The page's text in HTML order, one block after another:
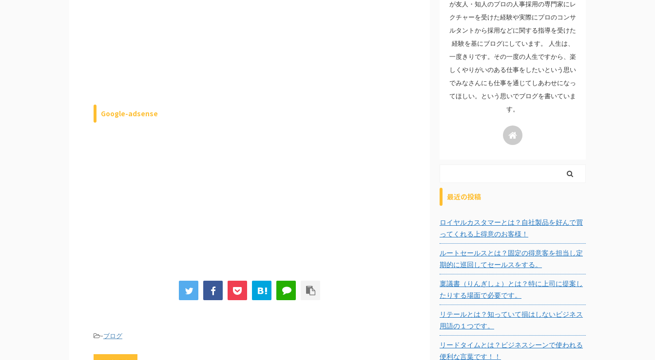
Google-adsense
-ブログ
が友人・知人のプロの人事採用の専門家にレ
クチャーを受けた経験や実際にプロのコンサ
ルタントから採用などに関する指導を受けた
経験を基にブログにしています。 人生は、
一度きりです。その一度の人生ですから、楽
しくやりがいのある仕事をしたいという思い
でみなさんにも仕事を通じてしあわせになっ
てほしい。という思いでブログを書いていま
す。
最近の投稿
ロイヤルカスタマーとは？自社製品を好んで買
ってくれる上得意のお客様！
ルートセールスとは？固定の得意客を担当し定
期的に巡回してセールスをする。
稟議書（りんぎしょ）とは？特に上司に提案し
たりする場面で必要です。
リテールとは？知っていて損はしないビジネス
用語の１つです。
リードタイムとは？ビジネスシーンで使われる
便利な言葉です！！